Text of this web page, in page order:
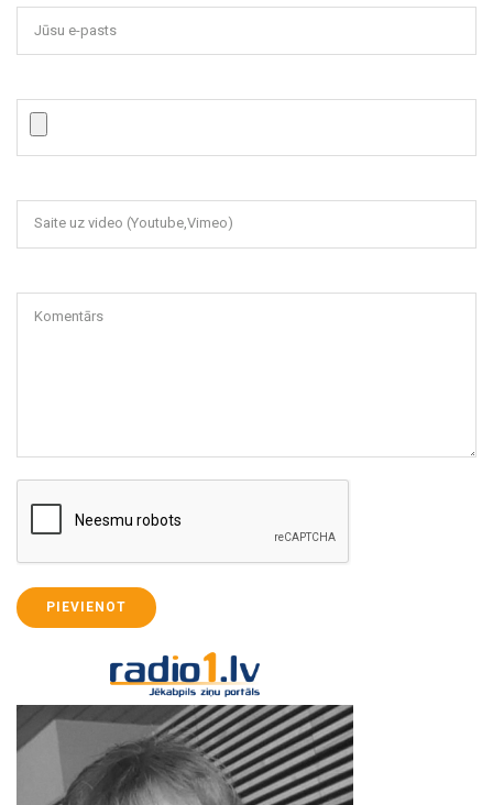
Jūsu e-pasts
Saite uz video (Youtube,Vimeo)
Komentārs
PIEVIENOT